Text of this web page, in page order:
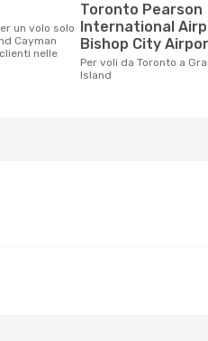
Cayman
nelle
Toronto Pearson
International
Bishop City
Per voli da Toronto a Grand Cayman
Island